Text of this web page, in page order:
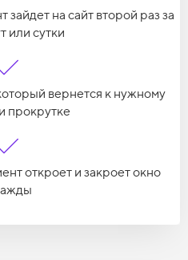
на сайт второй раз за
или сутки
вернется к нужному
прокрутке
откроет и закроет окно